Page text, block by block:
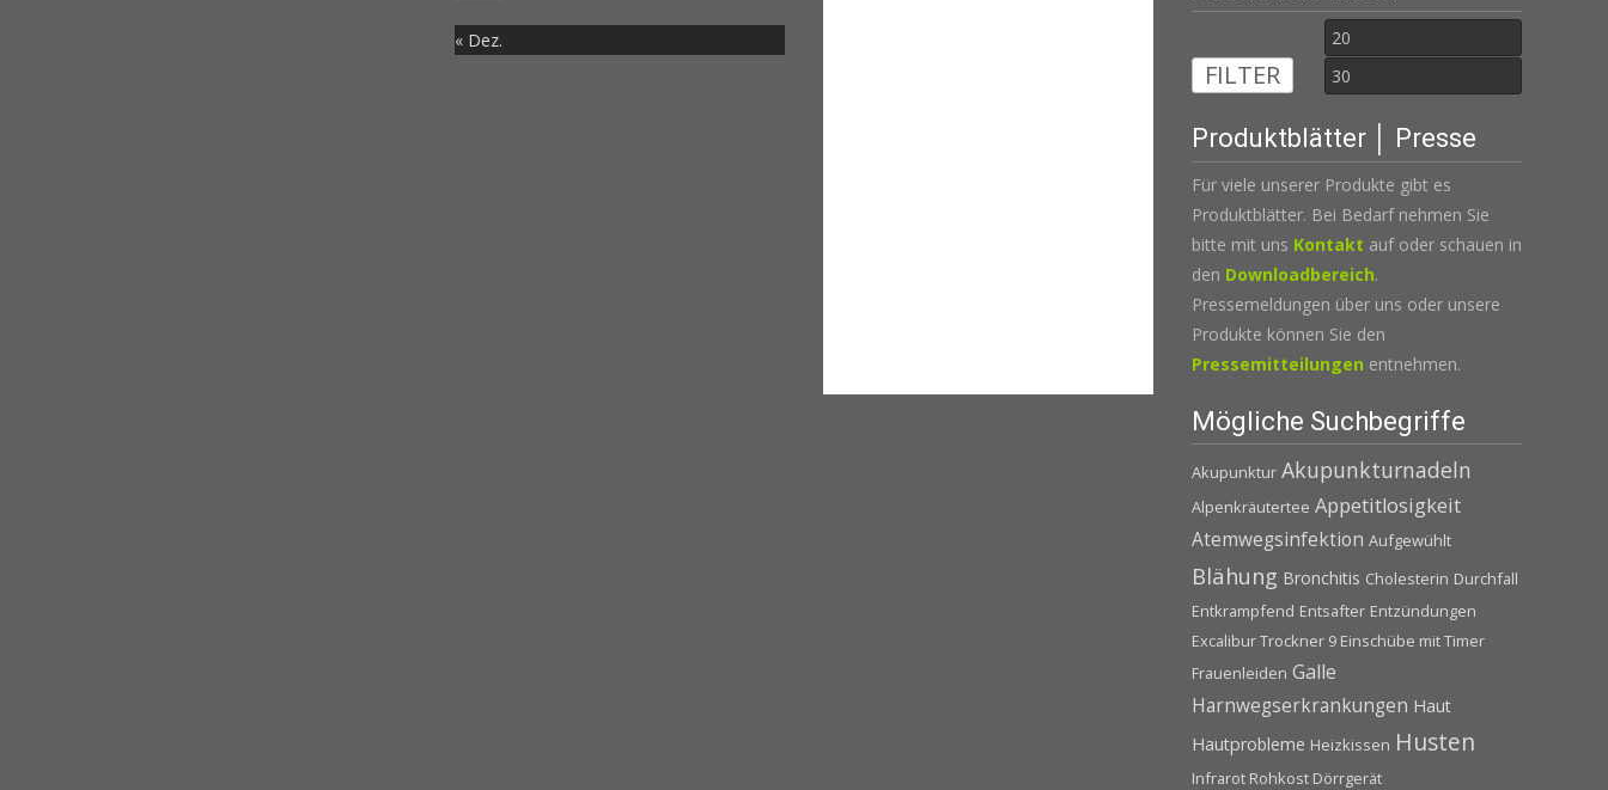
« Dez.
Min.
Preis
FILTER
Produktblätter │ Presse
Für viele unserer Produkte gibt es
Produktblätter. Bei Bedarf nehmen Sie
bitte mit uns Kontakt auf oder schauen in
den Downloadbereich.
Pressemeldungen über uns oder unsere
Produkte können Sie den
Pressemitteilungen entnehmen.
Mögliche Suchbegriffe
Akupunktur Akupunkturnadeln
Alpenkräutertee Appetitlosigkeit
Atemwegsinfektion Aufgewühlt
Blähung Bronchitis Cholesterin Durchfall
Entkrampfend Entsafter Entzündungen
Excalibur Trockner 9 Einschübe mit Timer
Frauenleiden Galle
Harnwegserkrankungen Haut
Hautprobleme Heizkissen Husten
Infrarot Rohkost Dörrgerät